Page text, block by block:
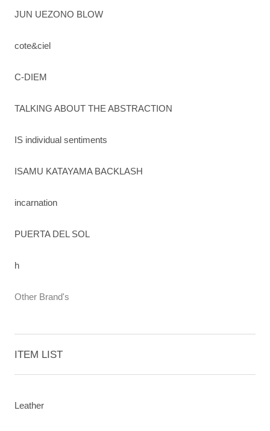
JUN UEZONO BLOW
cote&ciel
C-DIEM
TALKING ABOUT THE ABSTRACTION
IS individual sentiments
ISAMU KATAYAMA BACKLASH
incarnation
PUERTA DEL SOL
h
Other Brand's
ITEM LIST
Leather